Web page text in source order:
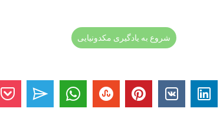
شروع به یادگیری مکدونیایی